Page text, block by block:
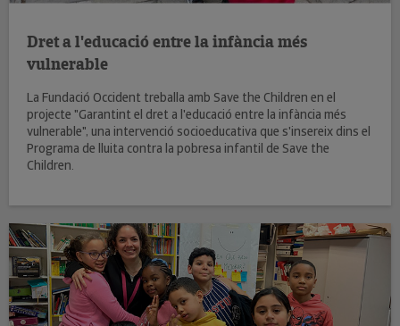
Dret a l'educació entre la infància més
vulnerable
La Fundació Occident treballa amb Save the Children en el
projecte "Garantint el dret a l'educació entre la infància més
vulnerable", una intervenció socioeducativa que s'insereix dins el
Programa de lluita contra la pobresa infantil de Save the
Children.